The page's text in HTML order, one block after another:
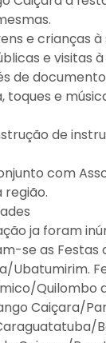
e crianças
e visitas à
de
toques e
de
com
ja foram
se as Festas
Ubatumirim.
Quilombo
Caiçara/